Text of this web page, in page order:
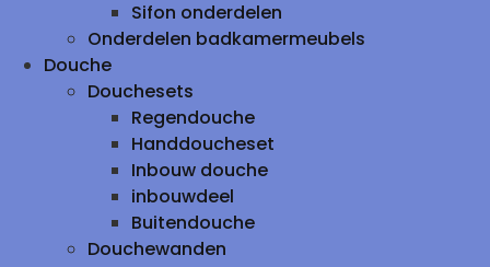
Sifon onderdelen
Onderdelen badkamermeubels
Douche
Douchesets
Regendouche
Handdoucheset
Inbouw douche
inbouwdeel
Buitendouche
Douchewanden